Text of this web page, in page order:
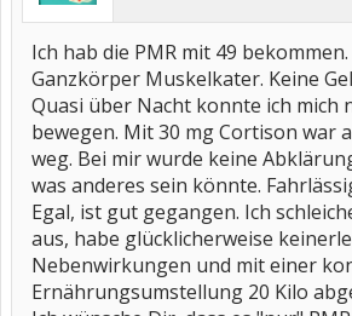
Ich hab die PMR mit 49
Ganzkörper Muskelkater. Keine
Quasi über Nacht konnte ich mich
bewegen. Mit 30 mg Cortison war
weg. Bei mir wurde keine
was anderes sein könnte.
Egal, ist gut gegangen. Ich
aus, habe glücklicherweise
Nebenwirkungen und mit einer
Ernährungsumstellung 20 Kilo